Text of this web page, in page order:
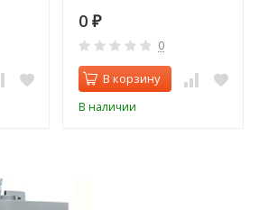
0 ₽
0
В корзину
В наличии